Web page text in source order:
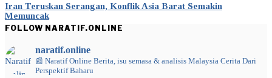
Iran Teruskan Serangan, Konflik Asia Barat Semakin
Memuncak
FOLLOW NARATIF.ONLINE
naratif.online
📰 Naratif Online Berita, isu semasa & analisis Malaysia Cerita Dari
Perspektif Baharu